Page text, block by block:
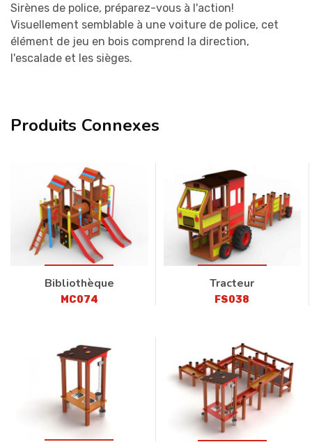
Sirènes de police, préparez-vous à l'action!
Visuellement semblable à une voiture de police, cet
élément de jeu en bois comprend la direction,
l'escalade et les sièges.
Produits Connexes
Bibliothèque
MC074
Tracteur
FS038